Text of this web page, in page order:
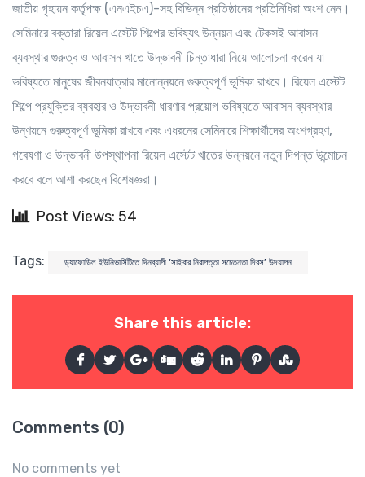
জাতীয় গৃহায়ন কর্তৃপক্ষ (এনএইচএ)-সহ বিভিন্ন প্রতিষ্ঠানের প্রতিনিধিরা অংশ নেন।
সেমিনারে বক্তারা রিয়েল এস্টেট শিল্পের ভবিষ্যৎ উন্নয়ন এবং টেকসই আবাসন
ব্যবস্থার গুরুত্ব ও আবাসন খাতে উদ্ভাবনী চিন্তাধারা নিয়ে আলোচনা করেন যা
ভবিষ্যতে মানুষের জীবনযাত্রার মানোন্নয়নে গুরুত্বপূর্ণ ভূমিকা রাখবে। রিয়েল এস্টেট
শিল্পে প্রযুক্তির ব্যবহার ও উদ্ভাবনী ধারণার প্রয়োগ ভবিষ্যতে আবাসন ব্যবস্থার
উন্ণয়নে গুরুত্বপূর্ণ ভূমিকা রাখবে এবং এধরনের সেমিনারে শিক্ষার্থীদের অংশগ্রহণ,
গবেষণা ও উদ্ভাবনী উপস্থাপনা রিয়েল এস্টেট খাতের উন্নয়নে নতুন দিগন্ত উন্মোচন
করবে বলে আশা করছেন বিশেষজ্ঞরা।
Post Views: 54
Tags: ড্যাফোডিল ইউনিভার্সিটিতে দিনব্যাপী ‘সাইবার নিরাপত্তা সচেতনতা দিবস’ উদযাপন
Share this article:
Comments (0)
No comments yet